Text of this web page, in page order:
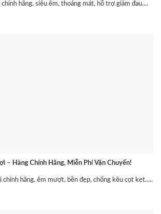
hãng, siêu êm, thoáng mát, hỗ trợ giảm đau....
– Hàng Chính Hãng, Miễn Phí Vận Chuyển!
chính hãng, êm mượt, bền đẹp, chống kêu cọt kẹt.....